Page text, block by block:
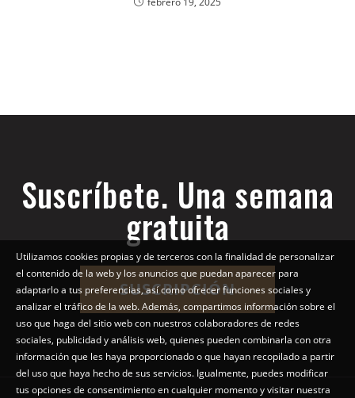
Suscríbete. Una semana
gratuita
SUSCRIPCIÓN
Utilizamos cookies propias y de terceros con la finalidad de personalizar
el contenido de la web y los anuncios que puedan aparecer para
adaptarlo a tus preferencias, así como ofrecer funciones sociales y
analizar el tráfico de la web. Además, compartimos información sobre el
uso que haga del sitio web con nuestros colaboradores de redes
sociales, publicidad y análisis web, quienes pueden combinarla con otra
información que les haya proporcionado o que hayan recopilado a partir
del uso que haya hecho de sus servicios. Igualmente, puedes modificar
tus opciones de consentimiento en cualquier momento y visitar nuestra